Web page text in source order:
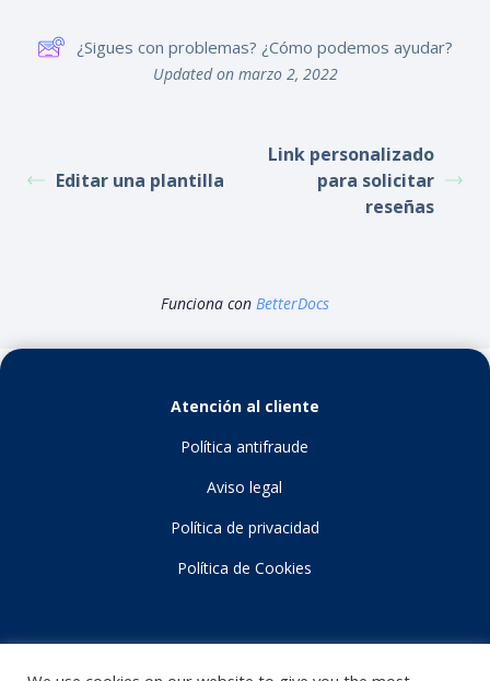
¿Sigues con problemas? ¿Cómo podemos ayudar?
Updated on marzo 2, 2022
Editar una plantilla
Link personalizado
para solicitar
reseñas
Funciona con BetterDocs
Atención al cliente
Política antifraude
Aviso legal
Política de privacidad
Política de Cookies